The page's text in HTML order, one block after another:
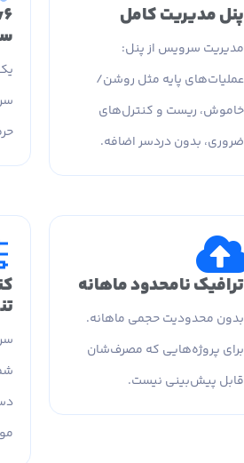
پنل مدیریت کامل
مدیریت سرویس از پنل:
عملیات‌های پایه مثل روشن/
خاموش، ریست و کنترل‌های
ضروری، بدون دردسر اضافه.
ترافیک نامحدود ماهانه
بدون محدودیت حجمی ماهانه.
برای پروژه‌هایی که مصرف‌شان
قابل پیش‌بینی نیست.